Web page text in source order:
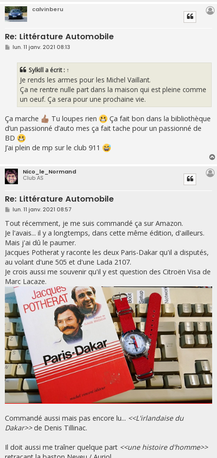
calvinberu
Re: Littérature Automobile
M
lun. 11 janv. 2021 08:13
Sylkill a écrit : ↑
Je rends les armes pour les Michel Vaillant.
Ça ne rentre nulle part dans la maison qui est pleine comme
un oeuf. Ça sera pour une prochaine vie.
Ça marche Tu loupes rien
Ça fait bon dans la bibliothèque
d’un passionné d’auto mes ça fait tache pour un passionné de
BD
J’ai plein de mp sur le club 911
Nico_le_Normand
Club AS
Re: Littérature Automobile
M
s
s
a
g
e
lun. 11 janv. 2021 08:57
Tout récemment, je me suis commandé ça sur Amazon.
Je l'avais... il y a longtemps, dans cette même édition, d'ailleurs.
Mais j'ai dû le paumer.
Jacques Potherat y raconte les deux Paris-Dakar qu'il a disputés,
au volant d'une 505 et d'une Lada 2107.
Je crois aussi me souvenir qu'il y est question des Citroën Visa de
Marc Lacaze.
Commandé aussi mais pas encore lu... <<L'irlandaise du
Dakar>>de Denis Tillinac.
Il doit aussi me traîner quelque part <<une histoire d'homme>>